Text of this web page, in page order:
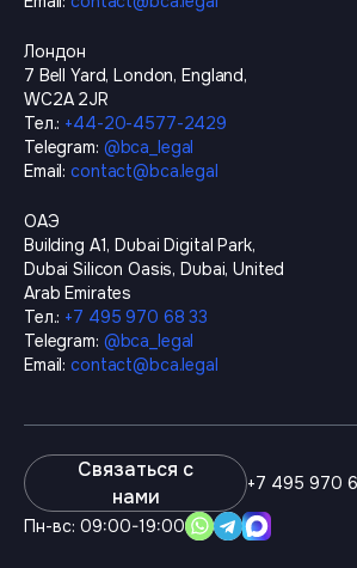
Лондон
7 Bell Yard, London, England,
WC2A 2JR
Тел.: +44-20-4577-2429
Telegram: @bca_legal
Email: contact@bca.legal
ОАЭ
Building A1, Dubai Digital Park,
Dubai Silicon Oasis, Dubai, United
Arab Emirates
Тел.: +7 495 970 68 33
Telegram: @bca_legal
Email: contact@bca.legal
Связаться с
нами
+7 495 970
Пн-вс: 09:00-19:00